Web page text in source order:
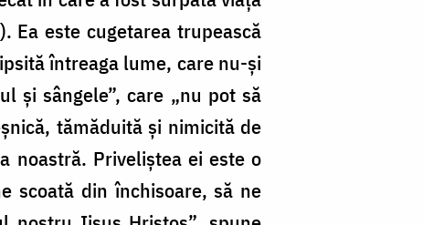
Ea este cugetarea trupească
întreaga lume, care nu-şi
şi sângele”, care „nu pot să
tămăduită şi nimicită de
noastră. Priveliştea ei este o
scoată din închisoare, să ne